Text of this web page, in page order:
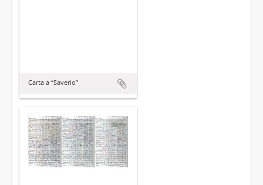
Carta a “Saverio”